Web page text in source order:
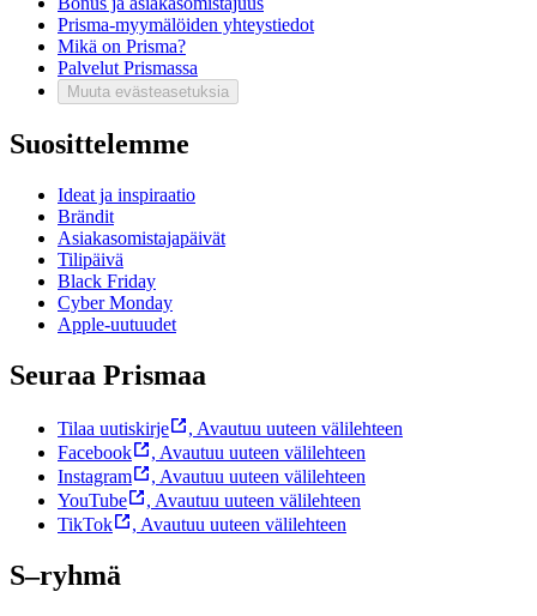
Prisma-myymälöiden yhteystiedot
Mikä on Prisma?
Palvelut Prismassa
Muuta evästeasetuksia
Suosittelemme
Ideat ja inspiraatio
Brändit
Asiakasomistajapäivät
Tilipäivä
Black Friday
Cyber Monday
Apple-uutuudet
Seuraa Prismaa
Tilaa uutiskirje , Avautuu uuteen välilehteen
Facebook
, Avautuu uuteen välilehteen
Instagram
, Avautuu uuteen välilehteen
YouTube
, Avautuu uuteen välilehteen
TikTok
, Avautuu uuteen välilehteen
S–ryhmä